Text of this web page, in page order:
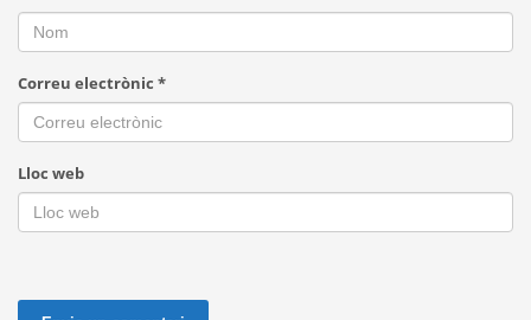
Correu electrònic *
Lloc web